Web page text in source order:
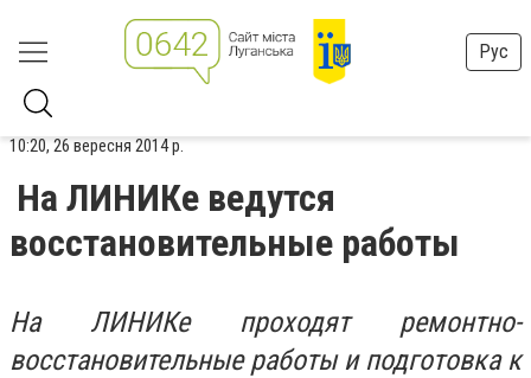
Рус
10:20, 26 вересня 2014 р.
На ЛИНИКе ведутся
восстановительные работы
На ЛИНИКе проходят ремонтно-
восстановительные работы и подготовка к